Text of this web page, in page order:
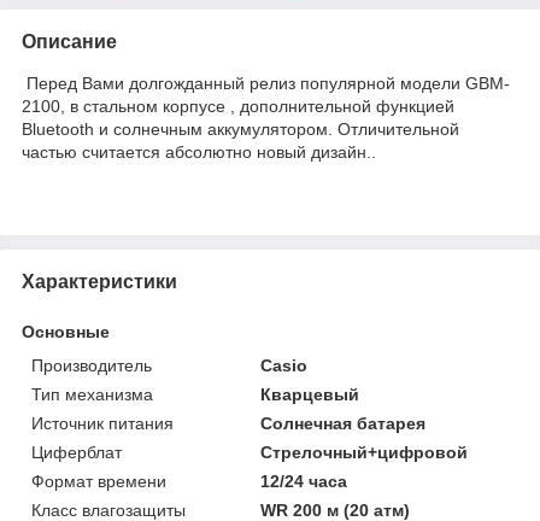
Описание
Перед Вами долгожданный релиз популярной модели GBM-
2100, в стальном корпусе , дополнительной функцией
Bluetooth и солнечным аккумулятором. Отличительной
частью считается абсолютно новый дизайн..
Характеристики
Основные
Производитель
Casio
Тип механизма
Кварцевый
Источник питания
Солнечная батарея
Циферблат
Стрелочный+цифровой
Формат времени
12/24 часа
Класс влагозащиты
WR 200 м (20 атм)